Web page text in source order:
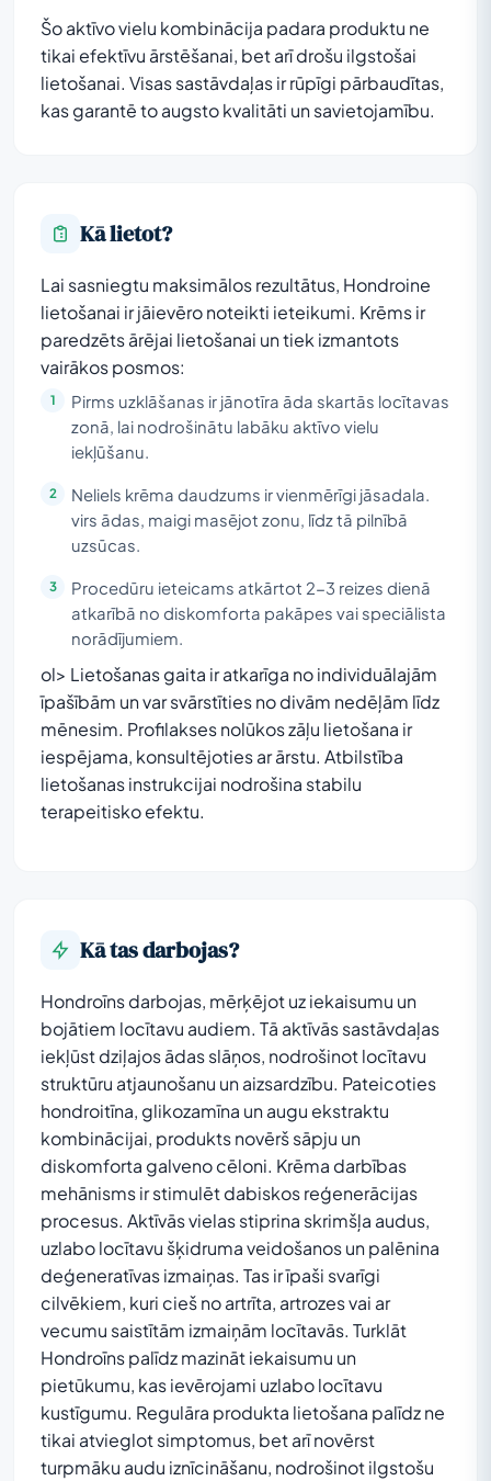
Šo aktīvo vielu kombinācija padara produktu ne
tikai efektīvu ārstēšanai, bet arī drošu ilgstošai
lietošanai. Visas sastāvdaļas ir rūpīgi pārbaudītas,
kas garantē to augsto kvalitāti un savietojamību.
Kā lietot?
Lai sasniegtu maksimālos rezultātus, Hondroine
lietošanai ir jāievēro noteikti ieteikumi. Krēms ir
paredzēts ārējai lietošanai un tiek izmantots
vairākos posmos:
Pirms uzklāšanas ir jānotīra āda skartās locītavas
zonā, lai nodrošinātu labāku aktīvo vielu
iekļūšanu.
Neliels krēma daudzums ir vienmērīgi jāsadala.
virs ādas, maigi masējot zonu, līdz tā pilnībā
uzsūcas.
Procedūru ieteicams atkārtot 2-3 reizes dienā
atkarībā no diskomforta pakāpes vai speciālista
norādījumiem.
ol> Lietošanas gaita ir atkarīga no individuālajām
īpašībām un var svārstīties no divām nedēļām līdz
mēnesim. Profilakses nolūkos zāļu lietošana ir
iespējama, konsultējoties ar ārstu. Atbilstība
lietošanas instrukcijai nodrošina stabilu
terapeitisko efektu.
Kā tas darbojas?
Hondroīns darbojas, mērķējot uz iekaisumu un
bojātiem locītavu audiem. Tā aktīvās sastāvdaļas
iekļūst dziļajos ādas slāņos, nodrošinot locītavu
struktūru atjaunošanu un aizsardzību. Pateicoties
hondroitīna, glikozamīna un augu ekstraktu
kombinācijai, produkts novērš sāpju un
diskomforta galveno cēloni. Krēma darbības
mehānisms ir stimulēt dabiskos reģenerācijas
procesus. Aktīvās vielas stiprina skrimšļa audus,
uzlabo locītavu šķidruma veidošanos un palēnina
deģeneratīvas izmaiņas. Tas ir īpaši svarīgi
cilvēkiem, kuri cieš no artrīta, artrozes vai ar
vecumu saistītām izmaiņām locītavās. Turklāt
Hondroīns palīdz mazināt iekaisumu un
pietūkumu, kas ievērojami uzlabo locītavu
kustīgumu. Regulāra produkta lietošana palīdz ne
tikai atvieglot simptomus, bet arī novērst
turpmāku audu iznīcināšanu, nodrošinot ilgstošu